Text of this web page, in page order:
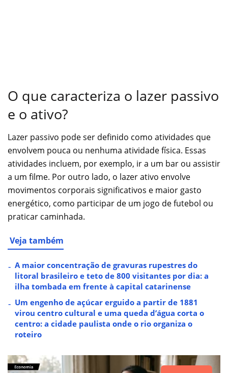
O que caracteriza o lazer passivo
e o ativo?
Lazer passivo pode ser definido como atividades que
envolvem pouca ou nenhuma atividade física. Essas
atividades incluem, por exemplo, ir a um bar ou assistir
a um filme. Por outro lado, o lazer ativo envolve
movimentos corporais significativos e maior gasto
energético, como participar de um jogo de futebol ou
praticar caminhada.
Veja também
A maior concentração de gravuras rupestres do
litoral brasileiro e teto de 800 visitantes por dia: a
ilha tombada em frente à capital catarinense
Um engenho de açúcar erguido a partir de 1881
virou centro cultural e uma queda d’água corta o
centro: a cidade paulista onde o rio organiza o
roteiro